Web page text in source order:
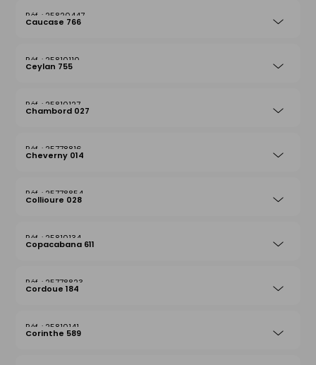
25820447
Caucase 766
25810110
Ceylan 755
25810127
Chambord 027
25778816
Cheverny 014
25778854
Collioure 028
25810134
Copacabana 611
25778823
Cordoue 184
25810141
Corinthe 589